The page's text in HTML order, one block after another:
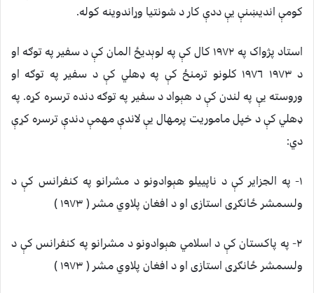
کومې انديښنې يې ددې کار د شونتيا وړاندوينه کوله.
استاد پژواک په ١٩٧٢ کال کې په لوېديځ المان کې د سفير په توګه او
د ١٩٧٣ ١٩٧٦ کلونو ترمنځ کې په ډهلي کې د سفير په توګه او
وروسته يې په لندن کې د هېواد د سفير په توګه دنده ترسره کړه. په
ډهلي کې د خپل ماموريت پرمهال يې لاندې مهمې دندې ترسره کړې
دي:
١- په الجزاير کې د ناپييلو هېوادونو د مشرانو په کنفرانس کې د
ولسمشر ځانګړى استازى او د افغان پلاوي مشر ( ١٩٧٣ )
٢- په پاکستان کې د اسلامي هېوادونو د مشرانو په کنفرانس کې د
ولسمشر ځانګړى استازى او د افغان پلاوي مشر ( ١٩٧٣ )